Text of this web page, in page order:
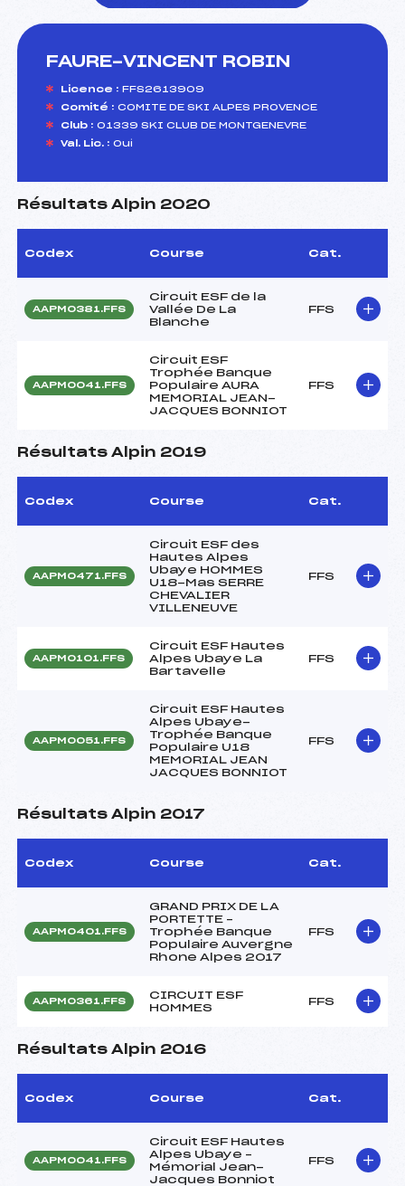
FAURE-VINCENT ROBIN
Licence : FFS2613909
Comité : COMITE DE SKI ALPES PROVENCE
Club : 01339 SKI CLUB DE MONTGENEVRE
Val. Lic. : Oui
Résultats Alpin 2020
Codex Course Cat.
AAPM0381.FFS
Circuit ESF de la
Vallée De La
Blanche
FFS
AAPM0041.FFS
Circuit ESF
Trophée Banque
Populaire AURA
MEMORIAL JEAN-
JACQUES BONNIOT
FFS
Résultats Alpin 2019
Codex Course Cat.
AAPM0471.FFS
Circuit ESF des
Hautes Alpes
Ubaye HOMMES
U18-Mas SERRE
CHEVALIER
VILLENEUVE
FFS
AAPM0101.FFS
Circuit ESF Hautes
Alpes Ubaye La
Bartavelle
FFS
AAPM0051.FFS
Circuit ESF Hautes
Alpes Ubaye-
Trophée Banque
Populaire U18
MEMORIAL JEAN
JACQUES BONNIOT
FFS
Résultats Alpin 2017
Codex Course Cat.
AAPM0401.FFS
GRAND PRIX DE LA
PORTETTE –
Trophée Banque
Populaire Auvergne
Rhone Alpes 2017
FFS
AAPM0361.FFS
CIRCUIT ESF
HOMMES
FFS
Résultats Alpin 2016
Codex Course Cat.
AAPM0041.FFS
Circuit ESF Hautes
Alpes Ubaye –
Mémorial Jean-
Jacques Bonniot
FFS